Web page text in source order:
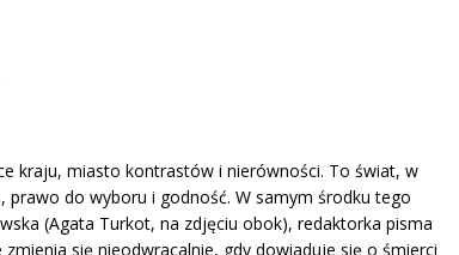
kraju, miasto kontrastów i nierówności. To świat, w
prawo do wyboru i godność. W samym środku tego
(Agata Turkot, na zdjęciu obok), redaktorka pisma
się nieodwracalnie, gdy dowiaduje się o śmierci